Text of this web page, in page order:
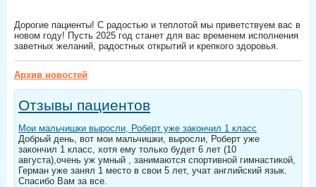
Дорогие пациенты! С радостью и теплотой мы приветствуем вас в
новом году! Пусть 2025 год станет для вас временем исполнения
заветных желаний, радостных открытий и крепкого здоровья.
Архив новостей
Отзывы пациентов
Мои мальчишки выросли, Роберт уже закончил 1 класс
Добрый день, вот мои мальчишки, выросли, Роберт уже
закончил 1 класс, хотя ему только будет 6 лет (10
августа),очень уж умный , занимаются спортивной гимнастикой,
Герман уже занял 1 место в свои 5 лет, учат английский язык.
Спасибо Вам за все.